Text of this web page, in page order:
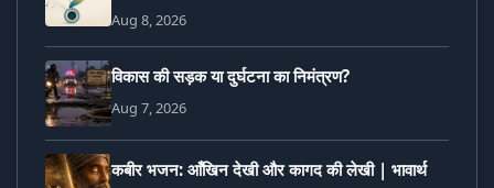
Aug 8, 2026
विकास की सड़क या दुर्घटना का निमंत्रण?
Aug 7, 2026
कबीर भजन: आँखिन देखी और कागद की लेखी | भावार्थ